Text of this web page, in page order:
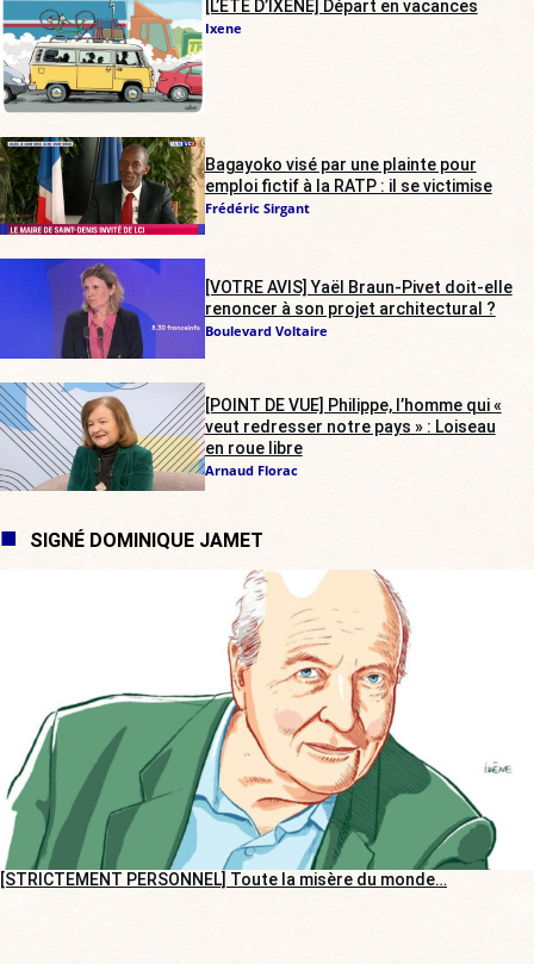
[L’ÉTÉ D’IXÈNE] Départ en vacances
Ixene
Bagayoko visé par une plainte pour
emploi fictif à la RATP : il se victimise
Frédéric Sirgant
[VOTRE AVIS] Yaël Braun-Pivet doit-elle
renoncer à son projet architectural ?
Boulevard Voltaire
[POINT DE VUE] Philippe, l’homme qui «
veut redresser notre pays » : Loiseau
en roue libre
Arnaud Florac
SIGNÉ DOMINIQUE JAMET
[STRICTEMENT PERSONNEL] Toute la misère du monde…